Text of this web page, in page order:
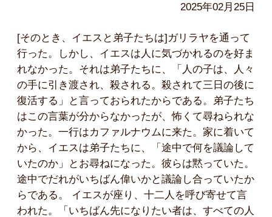
2025年02月25日
[そのとき、イエスと弟子たちは]ガリラヤを通って
行った。しかし、イエスは人に気づかれるのを好ま
れなかった。それは弟子たちに、「人の子は、人々
の手に引き渡され、殺される。殺されて三日の後に
復活する」と言っておられたからである。弟子たち
はこの言葉が分からなかったが、怖くて尋ねられな
かった。一行はカファルナウムに来た。家に着いて
から、イエスは弟子たちに、「途中で何を議論して
いたのか」とお尋ねになった。彼らは黙っていた。
途中でだれがいちばん偉いかと議論し合っていたか
らである。 イエスが座り、十二人を呼び寄せて言
われた。「いちばん先になりたい者は、すべての人